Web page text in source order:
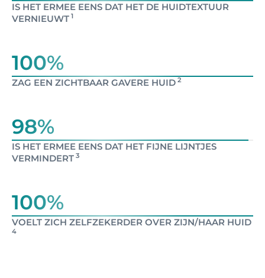
IS HET ERMEE EENS DAT HET DE HUIDTEXTUUR
VERNIEUWT 1
100%
ZAG EEN ZICHTBAAR GAVERE HUID 2
98%
IS HET ERMEE EENS DAT HET FIJNE LIJNTJES
VERMINDERT 3
100%
VOELT ZICH ZELFZEKERDER OVER ZIJN/HAAR HUID
4